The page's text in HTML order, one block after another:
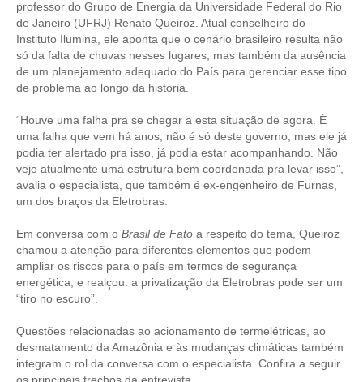
LEI 4.950-A/1966 – PISO SALARIAL
LEI 5.194/1966 – REGULAMENTAÇÃO DA PROFISSÃO
LEI 6.496/1977 – ART
RES 1.002/2002 – CÓDIGO DE ÉTICA
HOMOLOGAÇÕES
FIQUE POR DENTRO
OPORTUNIDADES
EMPREGO E ESTÁGIO
professor do Grupo de Energia da Universidade Federal do Rio
de Janeiro (UFRJ) Renato Queiroz. Atual conselheiro do
Instituto Ilumina, ele aponta que o cenário brasileiro resulta não
só da falta de chuvas nesses lugares, mas também da ausência
de um planejamento adequado do País para gerenciar esse tipo
de problema ao longo da história.
“Houve uma falha pra se chegar a esta situação de agora. É
uma falha que vem há anos, não é só deste governo, mas ele já
podia ter alertado pra isso, já podia estar acompanhando. Não
vejo atualmente uma estrutura bem coordenada pra levar isso”,
avalia o especialista, que também é ex-engenheiro de Furnas,
um dos braços da Eletrobras.
Em conversa com o Brasil de Fato a respeito do tema, Queiroz
chamou a atenção para diferentes elementos que podem
ampliar os riscos para o país em termos de segurança
energética, e realçou: a privatização da Eletrobras pode ser um
“tiro no escuro”.
Questões relacionadas ao acionamento de termelétricas, ao
desmatamento da Amazônia e às mudanças climáticas também
integram o rol da conversa com o especialista. Confira a seguir
os principais trechos da entrevista.